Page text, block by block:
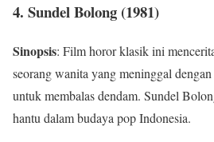
4. Sundel Bolong (1981)
Sinopsis: Film horor klasik ini
seorang wanita yang meninggal
untuk membalas dendam. Sundel
hantu dalam budaya pop Indonesia.